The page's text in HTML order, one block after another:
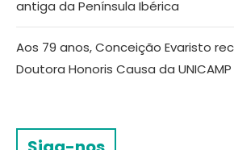
antiga da Península Ibérica
Aos 79 anos, Conceição Evaristo
Doutora Honoris Causa da UNICAMP